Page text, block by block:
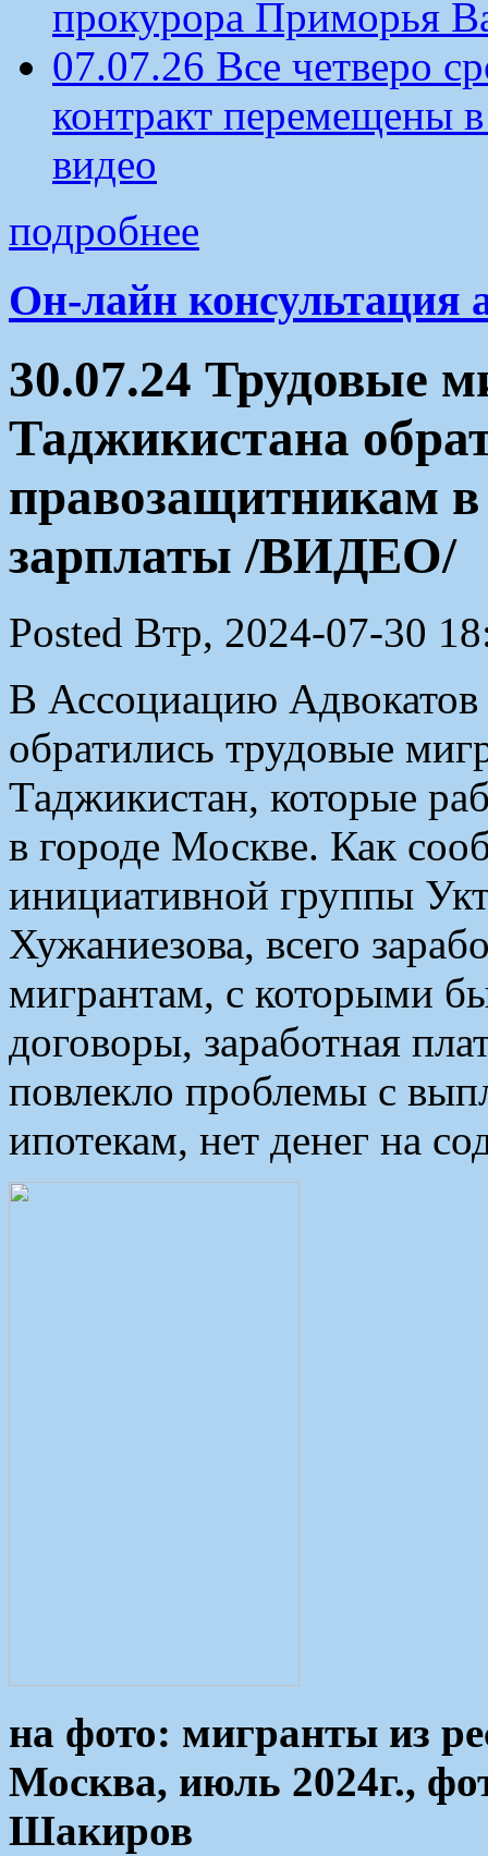
прокурора Приморья
07.07.26 Все четверо
контракт перемещены
видео
подробнее
Он-лайн консультация
30.07.24 Трудовые
Таджикистана
правозащитникам в
зарплаты /ВИДЕО/
Posted Втр, 2024-07-30
В Ассоциацию Адвокатов
обратились трудовые
Таджикистан, которые
в городе Москве. Как
инициативной группы
Хужаниезова, всего
мигрантам, с которыми
договоры, заработная
повлекло проблемы с
ипотекам, нет денег на
на фото: мигранты из
Москва, июль 2024г.,
Шакиров